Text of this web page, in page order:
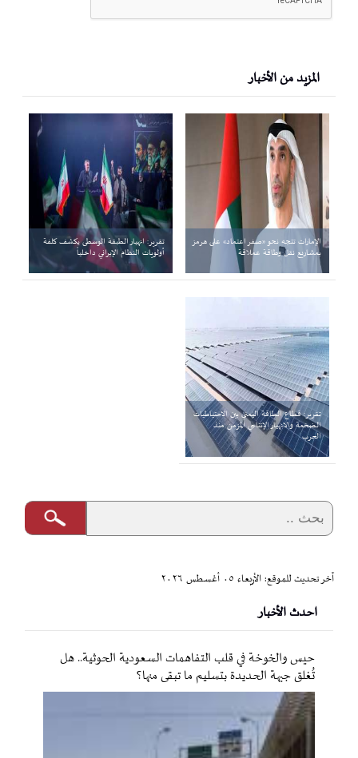
المزيد من الأخبار
الإمارات تتجه نحو «صفر اعتماد» على هرمز
بمشاريع نقل وطاقة عملاقة
تقرير: انهيار الطبقة الوسطى يكشف كلفة
أولويات النظام الإيراني داخلياً
تقرير: قطاع الطاقة اليمني بين الاحتياطيات
الضخمة والانهيار الإنتاجي المزمن منذ
الحرب
آخر تحديث للموقع: الأربعاء ٠٥ أغسطس ٢٠٢٦
احدث الأخبار
حيس والخوخة في قلب التفاهمات السعودية الحوثية.. هل
تُغلق جبهة الحديدة بتسليم ما تبقى منها؟